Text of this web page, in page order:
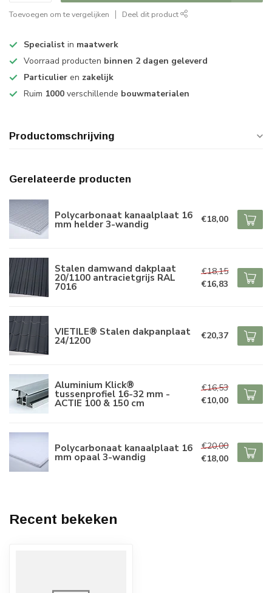
Toevoegen om te vergelijken Deel dit product
Specialist in maatwerk
Voorraad producten binnen 2 dagen geleverd
Particulier en zakelijk
Ruim 1000 verschillende bouwmaterialen
Productomschrijving
Gerelateerde producten
Polycarbonaat kanaalplaat 16
mm helder 3-wandig €18,00
Stalen damwand dakplaat
20/1100 antracietgrijs RAL
7016
€18,15
€16,83
VIETILE® Stalen dakpanplaat
24/1200 €20,37
Aluminium Klick®
tussenprofiel 16-32 mm -
ACTIE 100 & 150 cm
€16,53
€10,00
Polycarbonaat kanaalplaat 16
mm opaal 3-wandig
€20,00
€18,00
Recent bekeken